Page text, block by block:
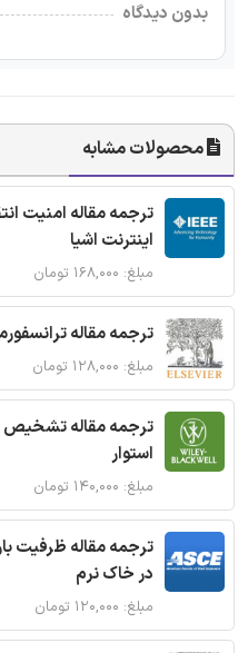
بدون دیدگاه
محصولات مشابه
اینترنت اشیا
مبلغ: ۱۶۸,۰۰۰ تومان
ترجمه مقاله
مبلغ: ۱۲۸,۰۰۰ تومان
ترجمه مقاله تشخیص
استوار
مبلغ: ۱۴۰,۰۰۰ تومان
ترجمه مقاله ظرفیت
در خاک نرم
مبلغ: ۱۲۰,۰۰۰ تومان